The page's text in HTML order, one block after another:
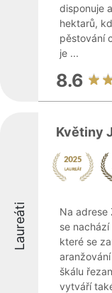
disponuje
hektarů,
pěstování
je ...
8.6
Laureáti
Květiny
Na adrese
se
které se
škálu
vytváří